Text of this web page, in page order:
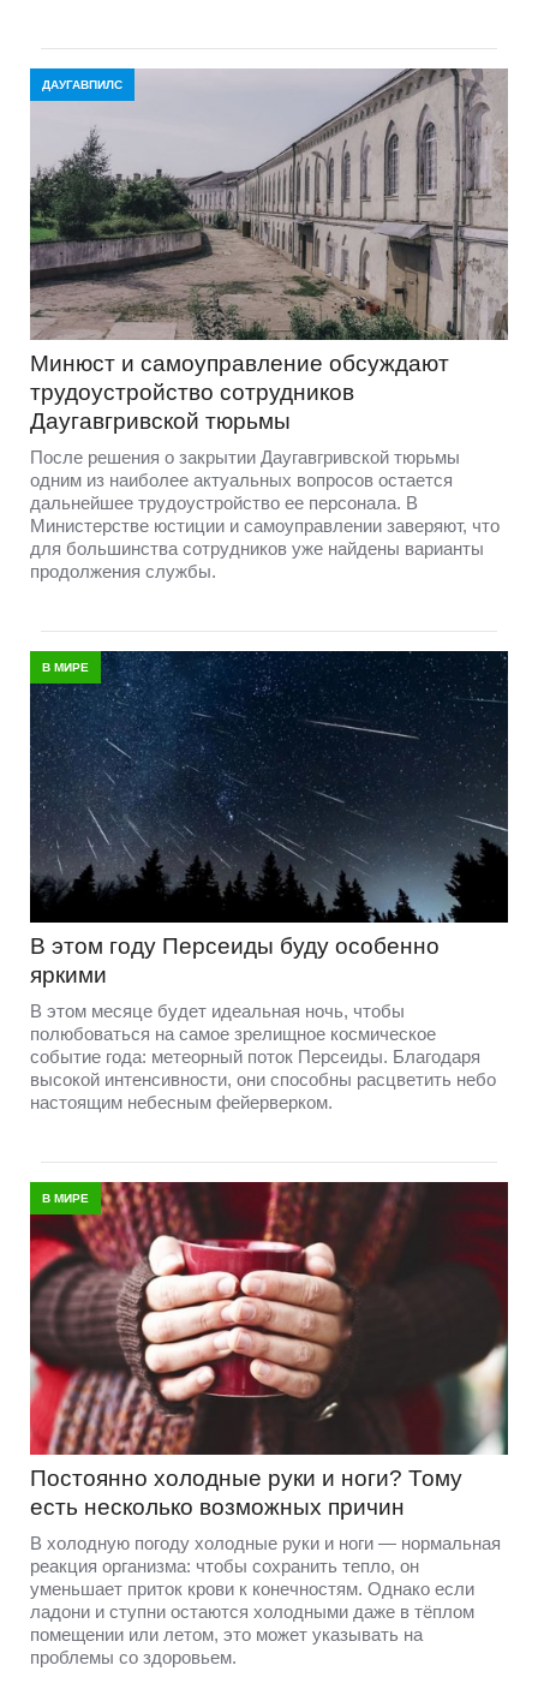
ДАУГАВПИЛС
Минюст и самоуправление обсуждают
трудоустройство сотрудников
Даугавгривской тюрьмы
После решения о закрытии Даугавгривской тюрьмы
одним из наиболее актуальных вопросов остается
дальнейшее трудоустройство ее персонала. В
Министерстве юстиции и самоуправлении заверяют, что
для большинства сотрудников уже найдены варианты
продолжения службы.
В МИРЕ
В этом году Персеиды буду особенно
яркими
В этом месяце будет идеальная ночь, чтобы
полюбоваться на самое зрелищное космическое
событие года: метеорный поток Персеиды. Благодаря
высокой интенсивности, они способны расцветить небо
настоящим небесным фейерверком.
В МИРЕ
Постоянно холодные руки и ноги? Тому
есть несколько возможных причин
В холодную погоду холодные руки и ноги — нормальная
реакция организма: чтобы сохранить тепло, он
уменьшает приток крови к конечностям. Однако если
ладони и ступни остаются холодными даже в тёплом
помещении или летом, это может указывать на
проблемы со здоровьем.